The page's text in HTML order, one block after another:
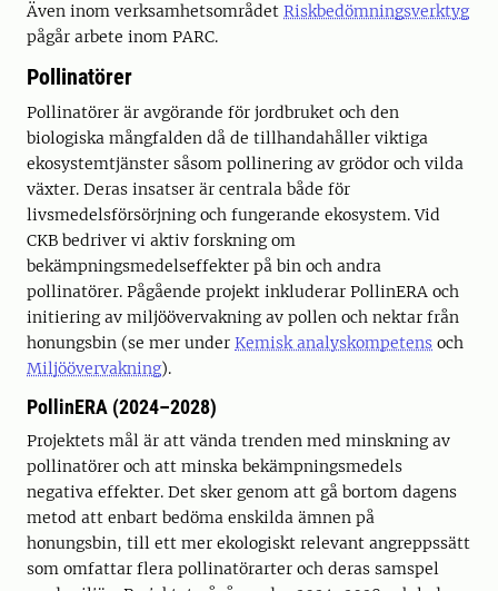
Även inom verksamhetsområdet Riskbedömningsverktyg
pågår arbete inom PARC.
Pollinatörer
Pollinatörer är avgörande för jordbruket och den
biologiska mångfalden då de tillhandahåller viktiga
ekosystemtjänster såsom pollinering av grödor och vilda
växter. Deras insatser är centrala både för
livsmedelsförsörjning och fungerande ekosystem. Vid
CKB bedriver vi aktiv forskning om
bekämpningsmedelseffekter på bin och andra
pollinatörer. Pågående projekt inkluderar PollinERA och
initiering av miljöövervakning av pollen och nektar från
honungsbin (se mer under Kemisk analyskompetens och
Miljöövervakning).
PollinERA (2024–2028)
Projektets mål är att vända trenden med minskning av
pollinatörer och att minska bekämpningsmedels
negativa effekter. Det sker genom att gå bortom dagens
metod att enbart bedöma enskilda ämnen på
honungsbin, till ett mer ekologiskt relevant angreppssätt
som omfattar flera pollinatörarter och deras samspel